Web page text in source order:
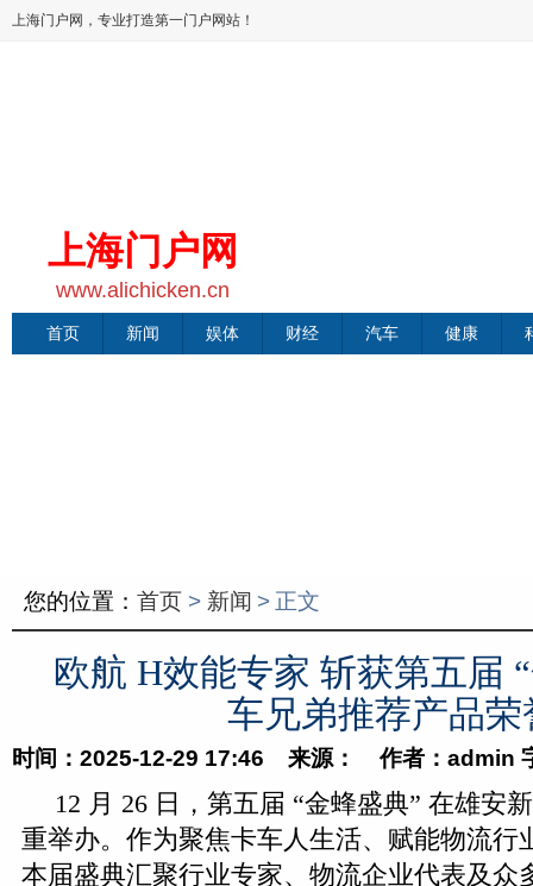
上海门户网，专业打造第一门户网站！
上海门户网
www.alichicken.cn
首页 新闻 娱体 财经 汽车 健康
您的位置： 首页 > 新闻 > 正文
欧航 H效能专家 斩获第五届
车兄弟推荐产品荣
时间：2025-12-29 17:46 来源： 作者：admin
12 月 26 日，第五届 “金蜂盛典” 在雄安
重举办。作为聚焦卡车人生活、赋能物流行
本届盛典汇聚行业专家、物流企业代表及众